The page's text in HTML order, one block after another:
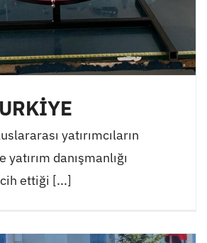
yatırımcıların
danışmanlığı
ettiği [...]